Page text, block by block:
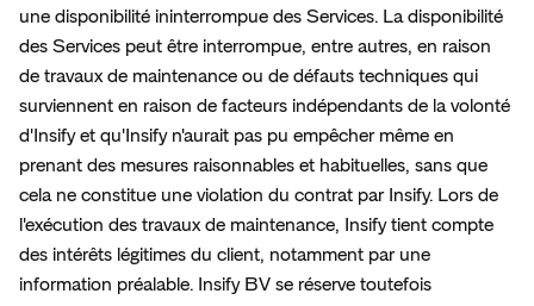
une disponibilité ininterrompue des Services. La disponibilité
des Services peut être interrompue, entre autres, en raison
de travaux de maintenance ou de défauts techniques qui
surviennent en raison de facteurs indépendants de la volonté
d'Insify et qu'Insify n'aurait pas pu empêcher même en
prenant des mesures raisonnables et habituelles, sans que
cela ne constitue une violation du contrat par Insify. Lors de
l'exécution des travaux de maintenance, Insify tient compte
des intérêts légitimes du client, notamment par une
information préalable. Insify BV se réserve toutefois